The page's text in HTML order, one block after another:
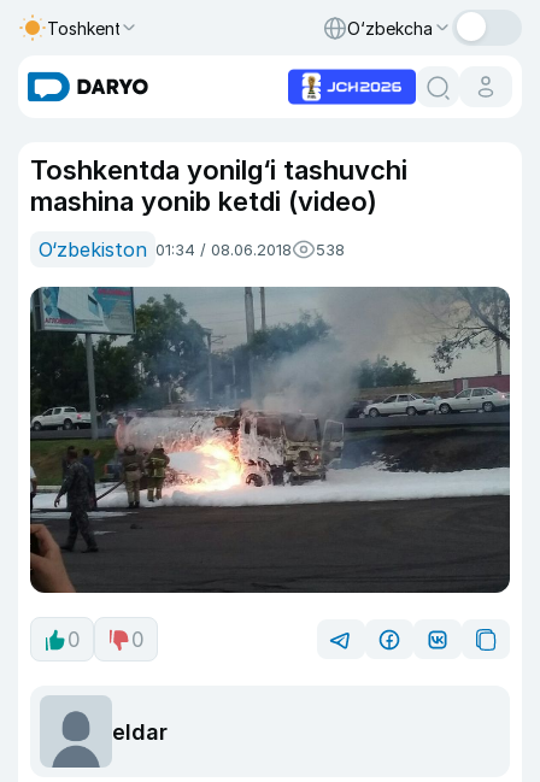
Toshkent O‘zbekcha
Toshkentda yonilg‘i tashuvchi
mashina yonib ketdi (video)
O‘zbekiston 01:34 / 08.06.2018 538
0 0
eldar